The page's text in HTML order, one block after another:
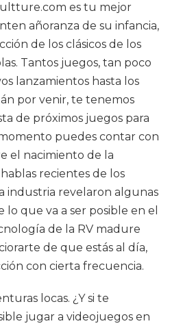
es tu mejor
añoranza de su infancia,
de los clásicos de los
Tantos juegos, tan poco
lanzamientos hasta los
por venir, te tenemos
de próximos juegos para
puedes contar con
el nacimiento de la
recientes de los
industria revelaron algunas
lo que va a ser posible en el
de la RV madure
de que estás al día,
con cierta frecuencia.
locas. ¿Y si te
jugar a videojuegos en